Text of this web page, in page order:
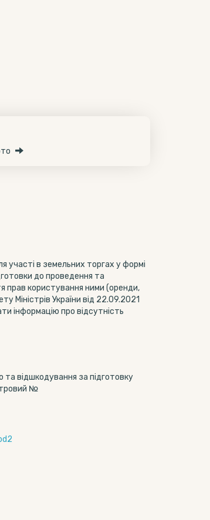
участі в земельних торгах у формі
до проведення та
прав користування ними (оренди,
Міністрів України від 22.09.2021
інформацію про відсутність
та відшкодування за підготовку
№